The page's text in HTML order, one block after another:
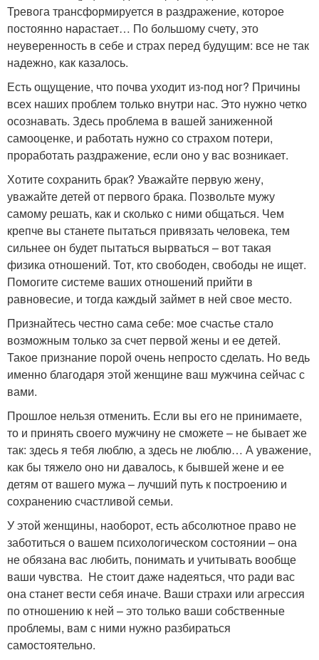
Тревога трансформируется в раздражение, которое
постоянно нарастает… По большому счету, это
неуверенность в себе и страх перед будущим: все не так
надежно, как казалось.
Есть ощущение, что почва уходит из-под ног? Причины
всех наших проблем только внутри нас. Это нужно четко
осознавать. Здесь проблема в вашей заниженной
самооценке, и работать нужно со страхом потери,
проработать раздражение, если оно у вас возникает.
Хотите сохранить брак? Уважайте первую жену,
уважайте детей от первого брака. Позвольте мужу
самому решать, как и сколько с ними общаться. Чем
крепче вы станете пытаться привязать человека, тем
сильнее он будет пытаться вырваться – вот такая
физика отношений. Тот, кто свободен, свободы не ищет.
Помогите системе ваших отношений прийти в
равновесие, и тогда каждый займет в ней свое место.
Признайтесь честно сама себе: мое счастье стало
возможным только за счет первой жены и ее детей.
Такое признание порой очень непросто сделать. Но ведь
именно благодаря этой женщине ваш мужчина сейчас с
вами.
Прошлое нельзя отменить. Если вы его не принимаете,
то и принять своего мужчину не сможете – не бывает же
так: здесь я тебя люблю, а здесь не люблю… А уважение,
как бы тяжело оно ни давалось, к бывшей жене и ее
детям от вашего мужа – лучший путь к построению и
сохранению счастливой семьи.
У этой женщины, наоборот, есть абсолютное право не
заботиться о вашем психологическом состоянии – она
не обязана вас любить, понимать и учитывать вообще
ваши чувства. Не стоит даже надеяться, что ради вас
она станет вести себя иначе. Ваши страхи или агрессия
по отношению к ней – это только ваши собственные
проблемы, вам с ними нужно разбираться
самостоятельно.